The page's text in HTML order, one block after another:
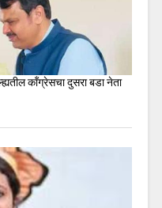
कॉंग्रेसचा दुसरा बडा नेता